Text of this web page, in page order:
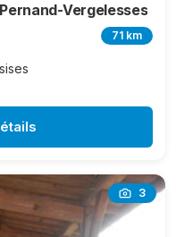
Vergelesses
71 km
3